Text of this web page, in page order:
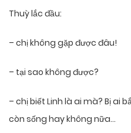
Thuỳ lắc đầu:
– chị không gặp được đâu!
– tại sao không được?
– chị biết Linh là ai mà? Bị ai
còn sống hay không nữa…